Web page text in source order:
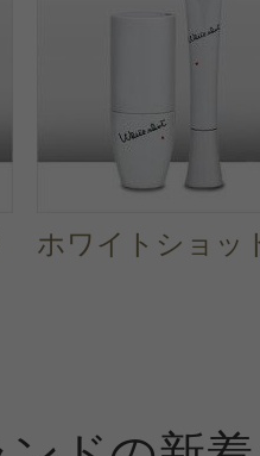
ホワイトショッ